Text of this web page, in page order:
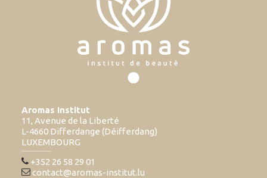
Aromas Institut
11, Avenue de la Liberté
L-4660 Differdange (Déifferdang)
LUXEMBOURG
+352 26 58 29 01
contact@aromas-institut.lu